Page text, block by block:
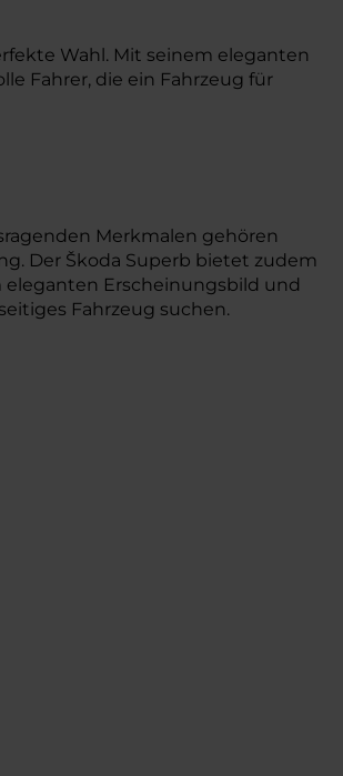
Wahl. Mit seinem eleganten
Fahrer, die ein Fahrzeug für
Merkmalen gehören
Der Škoda Superb bietet zudem
eleganten Erscheinungsbild und
Fahrzeug suchen.